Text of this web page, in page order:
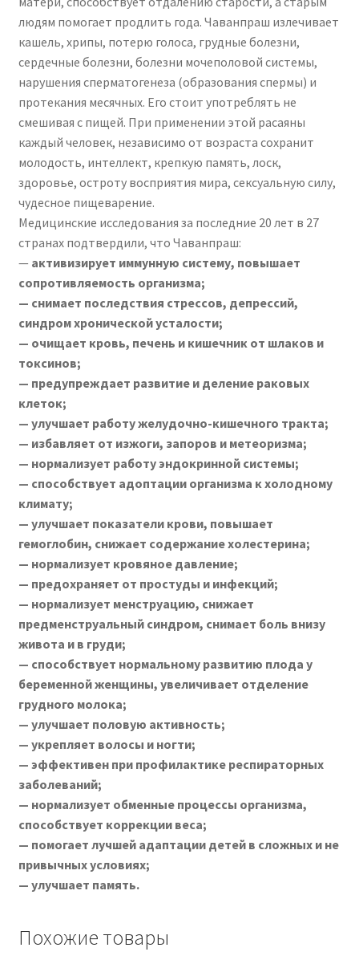
людям помогает продлить года. Чаванпраш излечивает
кашель, хрипы, потерю голоса, грудные болезни,
сердечные болезни, болезни мочеполовой системы,
нарушения сперматогенеза (образования спермы) и
протекания месячных. Его стоит употреблять не
смешивая с пищей. При применении этой расаяны
каждый человек, независимо от возраста сохранит
молодость, интеллект, крепкую память, лоск,
здоровье, остроту восприятия мира, сексуальную силу,
чудесное пищеварение.
Медицинские исследования за последние 20 лет в 27
странах подтвердили, что Чаванпраш:
— активизирует иммунную систему, повышает
сопротивляемость организма;
— снимает последствия стрессов, депрессий,
синдром хронической усталости;
— очищает кровь, печень и кишечник от шлаков и
токсинов;
— предупреждает развитие и деление раковых
клеток;
— улучшает работу желудочно-кишечного тракта;
— избавляет от изжоги, запоров и метеоризма;
— нормализует работу эндокринной системы;
— способствует адоптации организма к холодному
климату;
— улучшает показатели крови, повышает
гемоглобин, снижает содержание холестерина;
— нормализует кровяное давление;
— предохраняет от простуды и инфекций;
— нормализует менструацию, снижает
предменструальный синдром, снимает боль внизу
живота и в груди;
— способствует нормальному развитию плода у
беременной женщины, увеличивает отделение
грудного молока;
— улучшает половую активность;
— укрепляет волосы и ногти;
— эффективен при профилактике респираторных
заболеваний;
— нормализует обменные процессы организма,
способствует коррекции веса;
— помогает лучшей адаптации детей в сложных и не
привычных условиях;
— улучшает память.
Похожие товары